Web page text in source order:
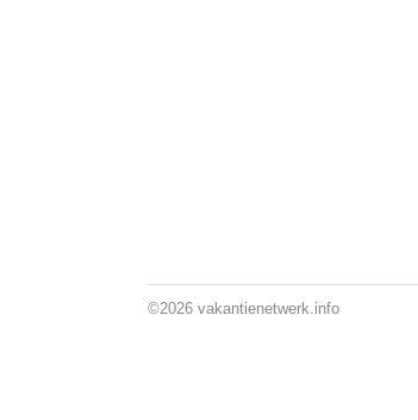
©2026 vakantienetwerk.info